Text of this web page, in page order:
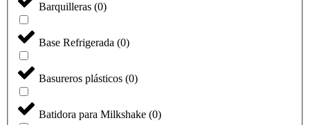
Barquilleras (0)
Base Refrigerada (0)
Basureros plásticos (0)
Batidora para Milkshake (0)